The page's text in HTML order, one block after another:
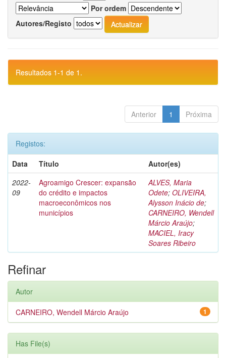
Por ordem
Autores/Registo
Resultados 1-1 de 1.
Anterior 1 Próxima
Registos:
Data
Título
Autor(es)
2022-
09
Agroamigo Crescer: expansão
do crédito e impactos
macroeconômicos nos
municípios
ALVES, Maria
Odete; OLIVEIRA,
Alysson Inácio de;
CARNEIRO, Wendell
Márcio Araújo;
MACIEL, Iracy
Soares Ribeiro
Refinar
Autor
1
CARNEIRO, Wendell Márcio Araújo
Has File(s)